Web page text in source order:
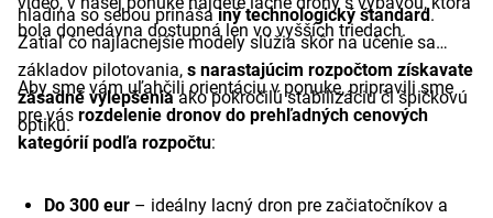
bola donedávna dostupná len vo vyšších triedach.
hladina so sebou prinášainý technologický štandard .
Zatiaľ čo najlacnejšie modely slúžia skôr na učenie sa
základov pilotovania, s narastajúcim rozpočtom získavate
zásadné vylepšeniaako pokročilú stabilizáciu či špičkovú
optiku.
Aby sme vám uľahčili orientáciu v ponuke, pripravili sme
pre vás rozdelenie dronov do prehľadných cenových
kategórií podľa rozpočtu:
Do 300 eur – ideálny lacný dron pre začiatočníkov a